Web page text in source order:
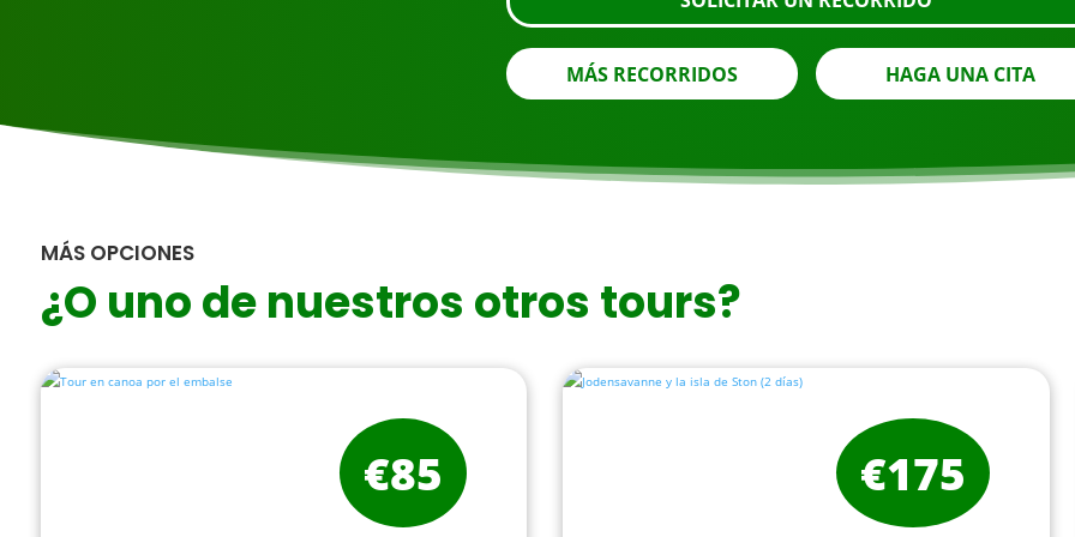
MÁS RECORRIDOS HAGA UNA CITA
MÁS OPCIONES
¿O uno de nuestros otros tours?
€85 €175